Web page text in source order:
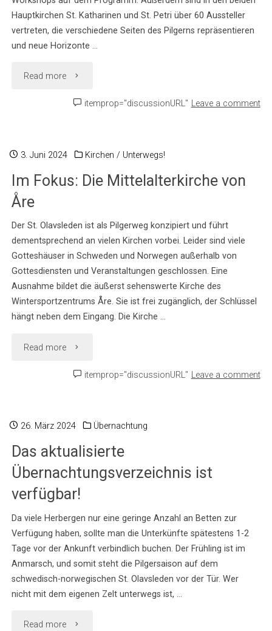
Hauptkirchen St. Katharinen und St. Petri über 60 Aussteller
vertreten, die verschiedene Seiten des Pilgerns repräsentieren
und neue Horizonte …
Read more "Stöbern,
Pilgern,
Pilgermesse
Hamburg
2025"
itemprop="discussionURL" Leave a comment
3. Juni 2024 Kirchen / Unterwegs!
Im Fokus: Die Mittelalterkirche von
Åre
Der St. Olavsleden ist als Pilgerweg konzipiert und führt
dementsprechend an vielen Kirchen vorbei. Leider sind viele
Gotteshäuser in Schweden und Norwegen außerhalb von
Gottesdiensten und Veranstaltungen geschlossen. Eine
Ausnahme bildet die äußerst sehenswerte Kirche des
Wintersportzentrums Åre. Sie ist frei zugänglich, der Schlüssel
hängt neben dem Eingang. Die Kirche …
Read more "Im
Fokus:
Mittelalterkirche
von
Åre"
itemprop="discussionURL" Leave a comment
26. März 2024 Übernachtung
Das aktualisierte
Übernachtungsverzeichnis ist
verfügbar!
Da viele Herbergen nur eine geringe Anzahl an Betten zur
Verfügung haben, sollte man die Unterkünfte spätestens 1-2
Tage vor der Ankunft verbindlich buchen. Der Frühling ist im
Anmarsch, und somit steht die Pilgersaison auf dem
schwedisch-norwegischen St. Olavsleden vor der Tür. Wer
nicht mit dem eigenen Zelt unterwegs ist, …
Read more "Das